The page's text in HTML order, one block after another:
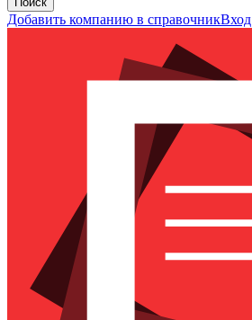
Добавить компанию в справочникВход